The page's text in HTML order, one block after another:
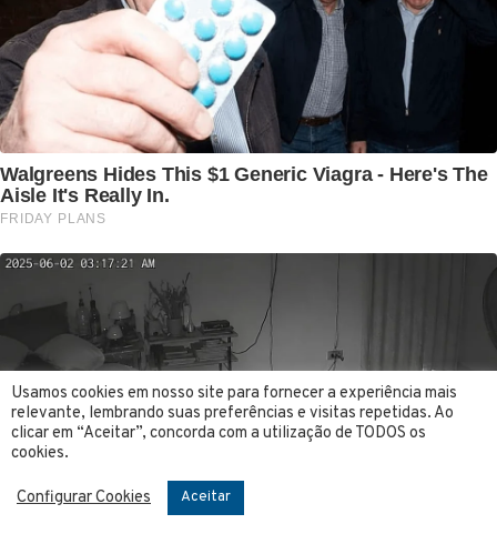
Usamos cookies em nosso site para fornecer a experiência mais
relevante, lembrando suas preferências e visitas repetidas. Ao
clicar em “Aceitar”, concorda com a utilização de TODOS os
cookies.
Configurar Cookies Aceitar